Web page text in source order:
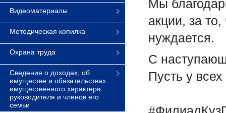
Видеоматериалы
Методическая копилка
Охрана труда
Сведения о доходах, об
имуществе и обязательствах
имущественного характера
руководителя и членов его
семьи
Мы
акции, за
нуждается.
С
Пусть у